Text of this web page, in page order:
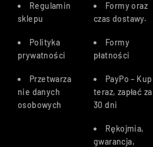
Regulamin
sklepu
Polityka
prywatności
Przetwarza
nie danych
osobowych
Formy oraz
czas dostawy.
Formy
płatności
PayPo – Kup
teraz, zapłać za
30 dni
Rękojmia,
gwarancja,